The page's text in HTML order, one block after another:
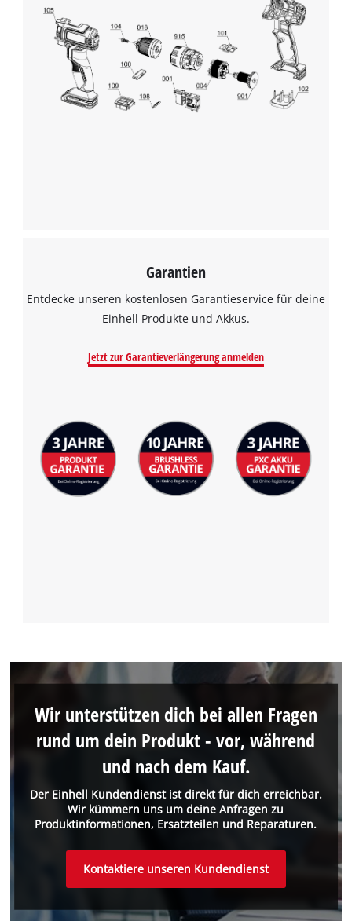
Garantien
Entdecke unseren kostenlosen Garantieservice für deine
Einhell Produkte und Akkus.
Jetzt zur Garantieverlängerung anmelden
Der Einhell Kundendienst ist direkt für dich erreichbar.
Wir kümmern uns um deine Anfragen zu
Produktinformationen, Ersatzteilen und Reparaturen.
Wir unterstützen dich bei allen Fragen
rund um dein Produkt - vor, während
und nach dem Kauf.
Kontaktiere unseren Kundendienst